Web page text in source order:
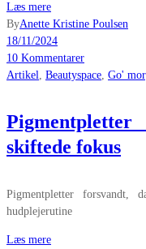
Læs mere
ByAnette Kristine Poulsen
18/11/2024
10 Kommentarer
Artikel, Beautyspace, Go'
skiftede fokus
Pigmentpletter
hudplejerutine
Læs mere